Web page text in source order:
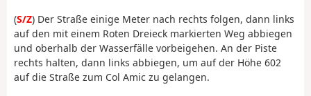
(S/Z) Der Straße einige Meter nach rechts folgen, dann links
auf den mit einem Roten Dreieck markierten Weg abbiegen
und oberhalb der Wasserfälle vorbeigehen. An der Piste
rechts halten, dann links abbiegen, um auf der Höhe 602
auf die Straße zum Col Amic zu gelangen.